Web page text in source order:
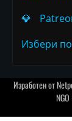
💎
Избери
Изработен от